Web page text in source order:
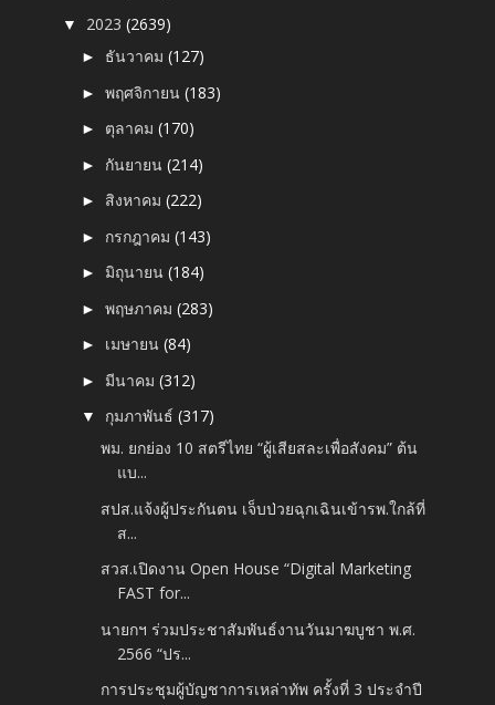
▼ 2023(2639)
► ธันวาคม(127)
►พฤศจิกายน(183)
► ตุลาคม(170)
► กันยายน(214)
► สิงหาคม(222)
► กรกฎาคม(143)
► มิถุนายน(184)
►พฤษภาคม(283)
► เมษายน(84)
► มีนาคม(312)
▼ กุมภาพันธ์(317)
พม. ยกย่อง 10 สตรีไทย “ผู้เสียสละเพื่อสังคม” ต้น
แบ...
สปส.แจ้งผู้ประกันตน เจ็บป่วยฉุกเฉินเข้ารพ.ใกล้ที่
ส...
สวส.เปิดงาน Open House “Digital Marketing
FAST for...
นายกฯ ร่วมประชาสัมพันธ์งานวันมาฆบูชา พ.ศ.
2566 “ปร...
การประชุมผู้บัญชาการเหล่าทัพ ครั้งที่ 3 ประจำปี